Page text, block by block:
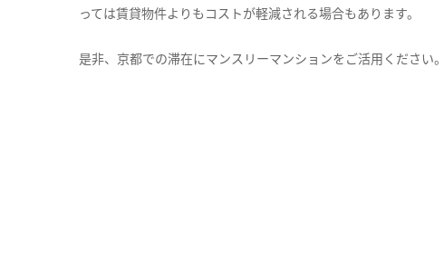
っては賃貸物件よりもコストが軽減される場合もあります。
是非、京都での滞在にマンスリーマンションをご活用ください。